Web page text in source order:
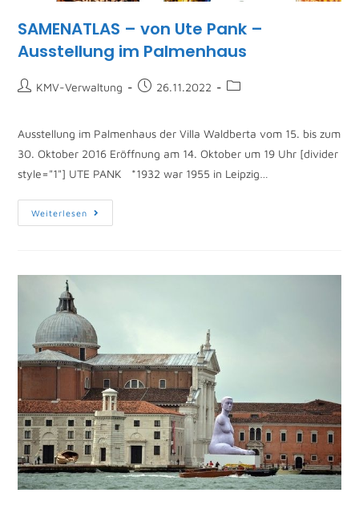
SAMENATLAS – von Ute Pank –
Ausstellung im Palmenhaus
KMV-Verwaltung 26.11.2022
Ausstellung im Palmenhaus der Villa Waldberta vom 15. bis zum
30. Oktober 2016 Eröffnung am 14. Oktober um 19 Uhr [divider
style="1"] UTE PANK *1932 war 1955 in Leipzig…
Weiterlesen